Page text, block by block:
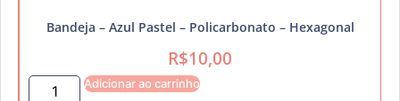
Bandeja – Azul Pastel – Policarbonato – Hexagonal
R$10,00
Adicionar ao carrinho